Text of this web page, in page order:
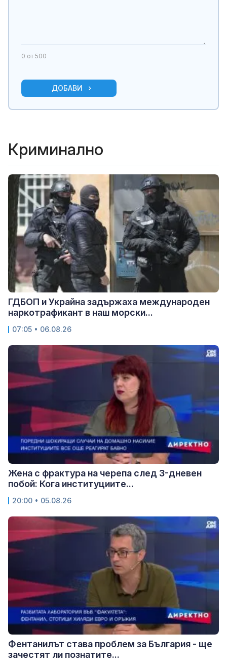
0 от 500
ДОБАВИ
Криминално
ГДБОП и Украйна задържаха международен
наркотрафикант в наш морски...
07:05 • 06.08.26
Жена с фрактура на черепа след 3-дневен
побой: Кога институциите...
20:00 • 05.08.26
Фентанилът става проблем за България - ще
зачестят ли познатите...